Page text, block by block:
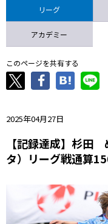
リーグ
アカデミー
このページを共有する
2025年04月27日
【記録達成】杉田
タ）リーグ戦通算